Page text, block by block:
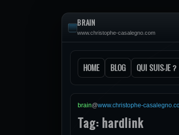
BRAIN
www.christophe-casalegno.com
HOME BLOG QUI SUIS-JE ?
brain@www.christophe-
Tag: hardlink